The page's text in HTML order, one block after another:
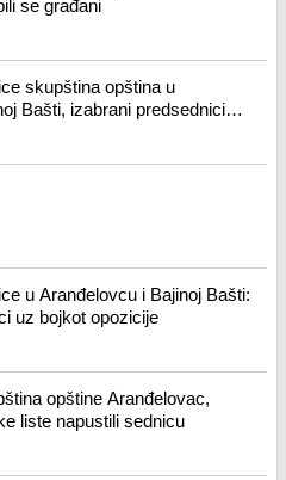
se građani
skupština opština u
Bašti, izabrani predsednici
u Aranđelovcu i Bajinoj Bašti:
uz bojkot opozicije
opštine Aranđelovac,
liste napustili sednicu